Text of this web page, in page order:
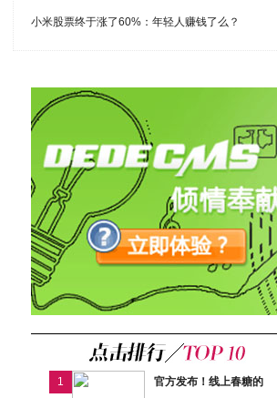
小米股票终于涨了60%：年轻人赚钱了么？
1
官方发布！线上春糖的